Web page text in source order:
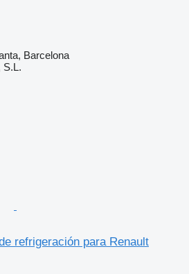
Barcelona
S.L.
refrigeración para Renault